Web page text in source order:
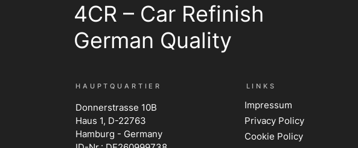
4CR – Car Refinish
German Quality
HAUPTQUARTIER
Donnerstrasse 10B
Haus 1, D-22763
Hamburg - Germany
LINKS
Impressum
Privacy Policy
Cookie Policy